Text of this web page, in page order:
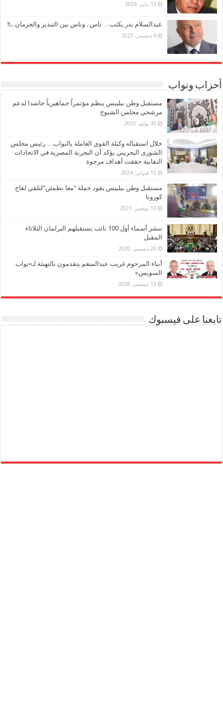
12 يناير، 2026
عبدالسلام بدر يكتب… ناس . وناس بين التبذير والحرمان ..!!
6 ديسمبر، 2025
أحزاب ونواب
مستقبل وطن ببلبيس ينظم مؤتمراً جماهيرياً حاشدا لدعم
مرشحي مجلس الشيوخ
30 يوليو، 2025
خلال استقباله وكيلة القوي العاملة بالنواب… رئيس مجلس
الشورى البحريني يؤكد أن التجربة المصرية في الاتحادات
النقابية حققت أهداف مرجوة
15 فبراير، 2024
مستقبل وطن ببلبيس يقود حملة “معا نطمئن”لتلقي لقاح
كورونا
13 نوفمبر، 2021
ننشر أسماء أول 100 نائب يستقبلهم البرلمان الثلاثاء
المقبل
20 ديسمبر، 2020
أبناء المرحوم غريب عبدالمنعم يتقدمون بالتهنئة لـ«نواب
السويس»
13 ديسمبر، 2020
تابعنا على فيسبوك